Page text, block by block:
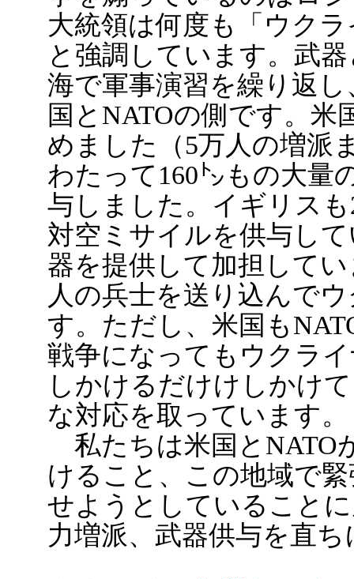
大統領は何度も「ウク
と強調しています。武
海で軍事演習を繰り返
国とNATOの側です。米
めました（5万人の増派
わたって160㌧もの大量
与しました。イギリス
対空ミサイルを供与し
器を提供して加担して
人の兵士を送り込んで
す。ただし、米国も
戦争になってもウクラ
しかけるだけけしかけ
な対応を取っています。
私たちは米国とNATO
けること、この地域で
せようとしていること
力増派、武器供与を直